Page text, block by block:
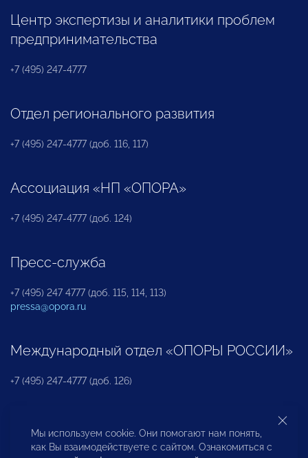
Центр экспертизы и аналитики проблем
предпринимательства
+7 (495) 247-4777
Отдел регионального развития
+7 (495) 247-4777 (доб. 116, 117)
Ассоциация «НП «ОПОРА»
+7 (495) 247-4777 (доб. 124)
Пресс-служба
+7 (495) 247 4777 (доб. 115, 114, 113)
pressa@opora.ru
Международный отдел «ОПОРЫ РОССИИ»
+7 (495) 247-4777 (доб. 126)
Бюро по защите прав предпринимателей и
инвесторов
Мы используем cookie. Они помогают нам понять,
как Вы взаимодействуете с сайтом. Ознакомиться с